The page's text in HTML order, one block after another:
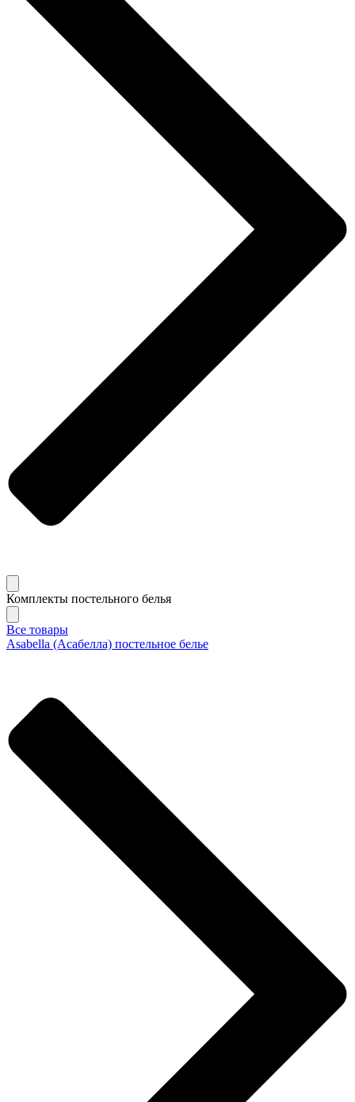
Комплекты постельного белья
Все товары
Asabella (Асабелла) постельное белье